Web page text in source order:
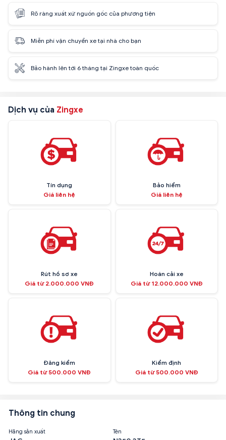
Rõ ràng xuất xứ nguồn gốc của phương tiện
Miễn phí vận chuyển xe tại nhà cho bạn
Bảo hành lên tới 6 tháng tại Zingxe toàn quốc
Dịch vụ của Zingxe
Tín dụng
Giá liên hệ
Bảo hiểm
Giá liên hệ
Rút hồ sơ xe
Giá từ 2.000.000 VNĐ
Hoán cải xe
Giá từ 12.000.000 VNĐ
Đăng kiểm
Giá từ 500.000 VNĐ
Kiểm định
Giá từ 500.000 VNĐ
Thông tin chung
Hãng sản xuất Tên